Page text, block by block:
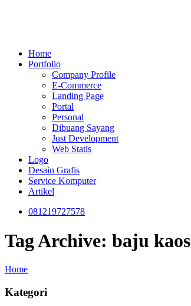
Home
Portfolio
Company Profile
E-Commerce
Landing Page
Portal
Personal
Dibuang Sayang
Just Development
Web Statis
Logo
Desain Grafis
Service Komputer
Artikel
081219727578
Tag Archive: baju kaos
Home
Kategori